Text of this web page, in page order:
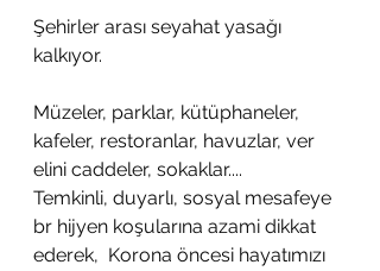
Şehirler arası seyahat yasağı
kalkıyor.
Müzeler, parklar, kütüphaneler,
kafeler, restoranlar, havuzlar, ver
elini caddeler, sokaklar....
Temkinli, duyarlı, sosyal mesafeye
br hijyen koşularına azami dikkat
ederek,  Korona öncesi hayatımızı